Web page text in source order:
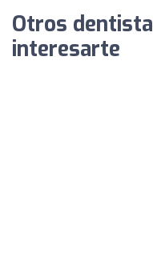
Otros
interesarte